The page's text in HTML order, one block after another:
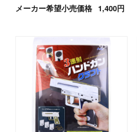
メーカー希望小売価格 1,400円